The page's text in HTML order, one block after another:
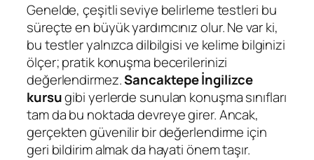
Genelde, çeşitli seviye belirleme testleri bu
süreçte en büyük yardımcınız olur. Ne var ki,
bu testler yalnızca dilbilgisi ve kelime bilginizi
ölçer; pratik konuşma becerilerinizi
değerlendirmez.Sancaktepe İngilizce
kursugibi yerlerde sunulan konuşma sınıfları
tam da bu noktada devreye girer. Ancak,
gerçekten güvenilir bir değerlendirme için
geri bildirim almak da hayati önem taşır.